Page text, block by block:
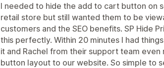
I needed to hide the add to cart button on
retail store but still wanted them to be
customers and the SEO benefits. SP Hide
this perfectly. Within 20 minutes I had
it and Rachel from their support team
button layout to our website. So simple to